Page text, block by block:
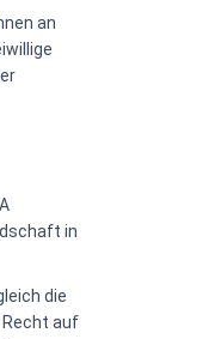
an
in
die
Recht auf